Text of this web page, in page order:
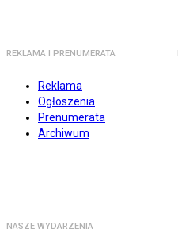
REKLAMA I PRENUMERATA
Reklama
Ogłoszenia
Prenumerata
Archiwum
NASZE WYDARZENIA